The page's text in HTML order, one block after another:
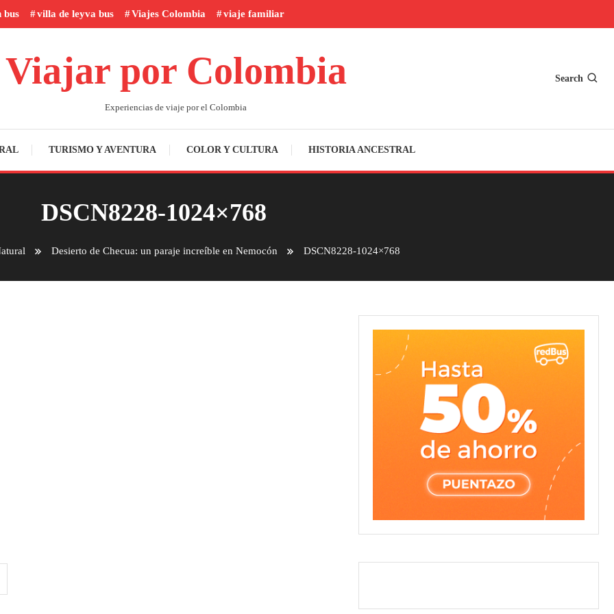
bus villa de leyva bus Viajes Colombia viaje familiar
Viajar por Colombia
Experiencias de viaje por el Colombia
Search
TURISMO Y AVENTURA COLOR Y CULTURA HISTORIA ANCESTRAL
DSCN8228-1024×768
Desierto de Checua: un paraje increíble en Nemocón DSCN8228-1024×768